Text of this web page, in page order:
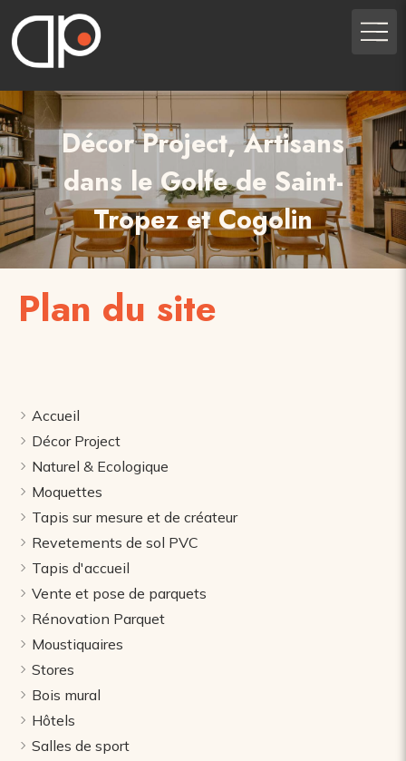
Décor Project, Artisans
dans le Golfe de Saint-
Tropez et Cogolin
Plan du site
Accueil
Décor Project
Naturel & Ecologique
Moquettes
Tapis sur mesure et de créateur
Revetements de sol PVC
Tapis d'accueil
Vente et pose de parquets
Rénovation Parquet
Moustiquaires
Stores
Bois mural
Hôtels
Salles de sport